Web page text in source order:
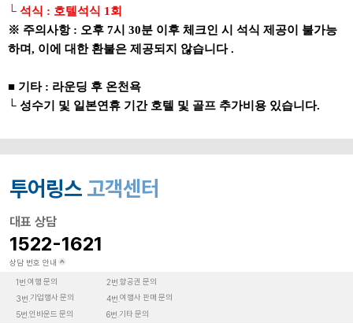
└ 석식 : 호텔석식 1회
※ 주의사항 : 오후 7시 30분 이후 체크인 시 석식 제공이 불가능
하며, 이에 대한 환불은 제공되지 않습니다 .
■ 기타 : 라운딩 후 온천욕
└ 성수기 및 일본연휴 기간 호텔 및 골프 추가비용 있습니다.
투어링스 고객센터
대표 상담
1522-1621
상담 번호 안내
1번. 여행 문의 2번. 항공권 문의
3번. 기업행사 문의 4번. 여행사 판매 문의
5번. 인바운드 문의 6번. 기타 문의